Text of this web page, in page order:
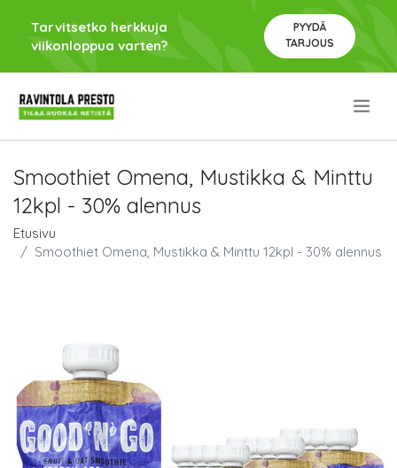
Tarvitsetko herkkuja
viikonloppua varten?
PYYDÄ
TARJOUS
Smoothiet Omena, Mustikka & Minttu
12kpl - 30% alennus
Etusivu
Smoothiet Omena, Mustikka & Minttu 12kpl - 30% alennus